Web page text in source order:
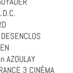
AZOULAY
3 CINÉMA